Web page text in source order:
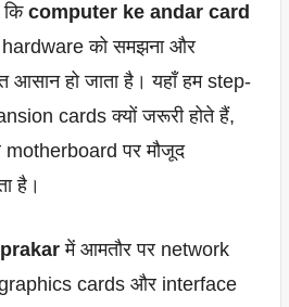
computer ke andar card
hardware को समझना और
आसान हो जाता है। यहाँ हम step-
cards क्यों जरूरी होते हैं,
पर मौजूद
है।
में आमतौर पर network
cards और interface